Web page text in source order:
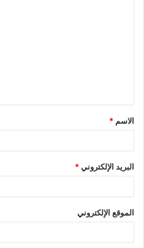
ق
*
الاسم *
البريد الإلكتروني*
الموقع الإلكتروني